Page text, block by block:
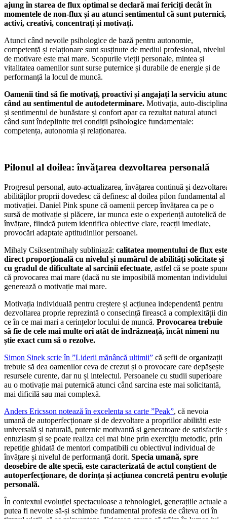
ajung în starea de flux optimal se declară mai fericiți decât în
momentele de non-flux și au atunci sentimentul că sunt puternici,
activi, creativi, concentrați și motivați.
Atunci când nevoile psihologice de bază pentru autonomie,
competență și relaționare sunt susținute de mediul profesional, nivelul
de motivare este mai mare. Scopurile vieții personale, mintea și
vitalitatea oamenilor sunt surse puternice și durabile de energie și de
performanță la locul de muncă.
Oamenii tind să fie motivați, proactivi și angajați la serviciu
când au sentimentul de autodeterminare. Motivația, auto-disciplina
și sentimentul de bunăstare și confort apar ca rezultat natural atunci
când sunt îndeplinite trei condiții psihologice fundamentale:
competența, autonomia și relaționarea.
Pilonul al doilea: învățarea dezvoltarea personală
Progresul personal, auto-actualizarea, învățarea continuă și
abilităților proprii dovedesc că definesc al doilea pilon fundamental al
motivației. Daniel Pink spune că oamenii percep învățarea ca pe o
sursă de motivație și plăcere, iar munca este o experiență autotelică de
învățare, fiindcă putem identifica obiective clare, reacții imediate,
provocări adaptate aptitudinilor persoanei.
Mihaly Csiksentmihaly subliniază: calitatea momentului de flux este
direct proporțională cu nivelul și numărul de abilități solicitate și
cu gradul de dificultate al sarcinii efectuate, astfel că se poate
că provocarea mai mare (dacă nu ste imposibilă momentan
generează o motivație mai mare.
Motivația individuală pentru creștere și acțiunea independentă pentru
dezvoltarea proprie reprezintă o consecință firească a complexității din
ce în ce mai mari a cerințelor locului de muncă. Provocarea trebuie
să fie de cele mai multe ori atât de îndrăzneață, încât nimeni nu
știe exact cum să o rezolve.
Simon Sinek scrie în ”Liderii mănâncă ultimii” că șefii de organizații
trebuie să dea oamenilor ceva de crezut și o provocare care depășește
resursele curente, dar nu și intelectul. Persoanele cu studii superioare
au o motivație mai puternică atunci când sarcina este mai solicitantă,
mai dificilă sau mai complexă.
Anders Ericsson notează în excelenta sa carte ”Peak”, că nevoia
umană de autoperfecționare și de dezvoltare a propriilor abilități este
universală și naturală, puternic motivantă și generatoare de satisfacție
entuziasm și se poate realiza cel mai bine prin exercițiu metodic, prin
repetiție ghidată de mentori compatibili cu obiectivul individual de
învățare și nivelul de performanță dorit. Specia umană, spre
deosebire de alte specii, este caracterizată de actul conștient de
autoperfecționare, de dorința și acțiunea concretă pentru evoluție
personală.
În contextul evoluției spectaculoase a tehnologiei, generațiile actuale
putea fi nevoite să-și schimbe fundamental profesia de câteva ori în